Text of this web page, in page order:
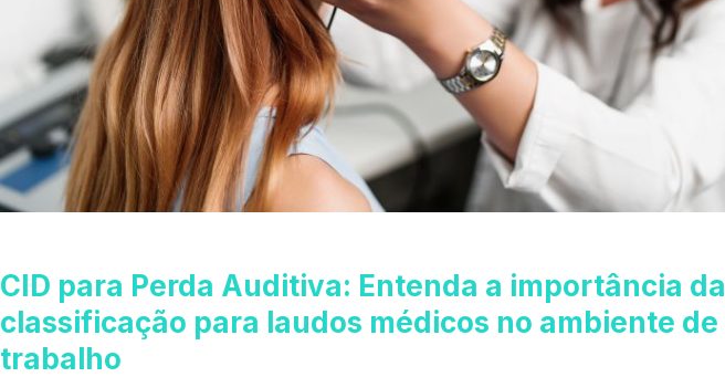
CID para Perda Auditiva: Entenda a importância da
classificação para laudos médicos no ambiente de
trabalho